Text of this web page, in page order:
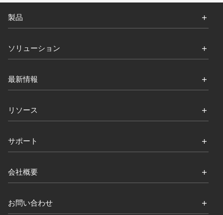
製品
ソリューション
最新情報
リソース
サポート
会社概要
お問い合わせ